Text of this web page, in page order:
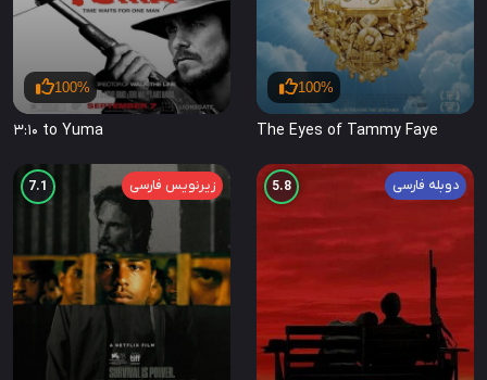
100%
The Eyes of Tammy Faye
100%
3:10 to Yuma
دوبله فارسی 5.8 زیرنویس فارسی 7.1